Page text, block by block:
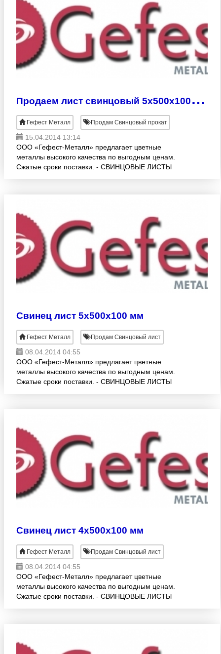
П
родаем лист свинцовый 5х500х1000 мм
Гефест Металл Продам Свинцовый прокат
15.04.2014 13:14
ООО «Гефест-Металл» предлагает цветные
металлы высокого качества по выгодным ценам.
Сжатые сроки поставки. - СВИНЦОВЫЕ ЛИСТЫ
Свинец лист 5х500х100 мм
Гефест Металл Продам Свинцовый лист
08.04.2014 04:55
ООО «Гефест-Металл» предлагает цветные
металлы высокого качества по выгодным ценам.
Сжатые сроки поставки. - СВИНЦОВЫЕ ЛИСТЫ
Свинец лист 4х500х100 мм
Гефест Металл Продам Свинцовый лист
08.04.2014 04:55
ООО «Гефест-Металл» предлагает цветные
металлы высокого качества по выгодным ценам.
Сжатые сроки поставки. - СВИНЦОВЫЕ ЛИСТЫ